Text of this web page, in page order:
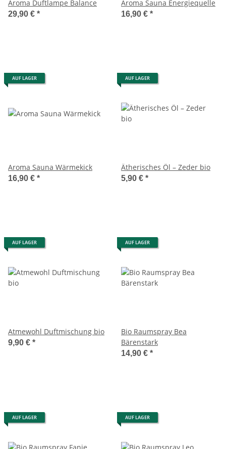
Aroma Duftlampe Balance
29,90 € *
Aroma Sauna Energiequelle
16,90 € *
AUF LAGER
Aroma Sauna Wärmekick
16,90 € *
AUF LAGER
Ätherisches Öl – Zeder bio
5,90 € *
AUF LAGER
Atmewohl Duftmischung bio
9,90 € *
AUF LAGER
Bio Raumspray Bea
Bärenstark
14,90 € *
AUF LAGER AUF LAGER